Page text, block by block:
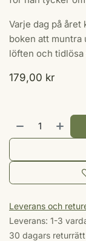
Varje dag på året
boken att muntra
löften och tidlösa
179,00 kr
Leverans och
Leverans: 1-3
30 dagars returrätt